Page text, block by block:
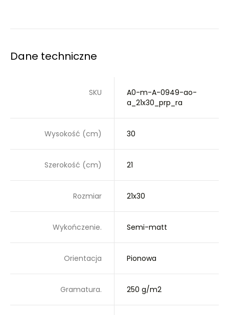
Dane techniczne
SKU
A0-m-A-0949-ao-
a_21x30_prp_ra
Wysokość (cm) 30
Szerokość (cm) 21
Rozmiar 21x30
Wykończenie. Semi-matt
Orientacja Pionowa
Gramatura. 250 g/m2